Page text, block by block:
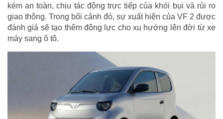
kém an toàn, chịu tác động trực tiếp của khói bụi và rủi ro
giao thông. Trong bối cảnh đó, sự xuất hiện của VF 2 được
đánh giá sẽ tạo thêm động lực cho xu hướng lên đời từ xe
máy sang ô tô.